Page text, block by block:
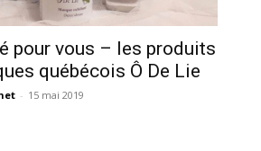
pour vous – les produits
québécois Ô De Lie
- 15 mai 2019